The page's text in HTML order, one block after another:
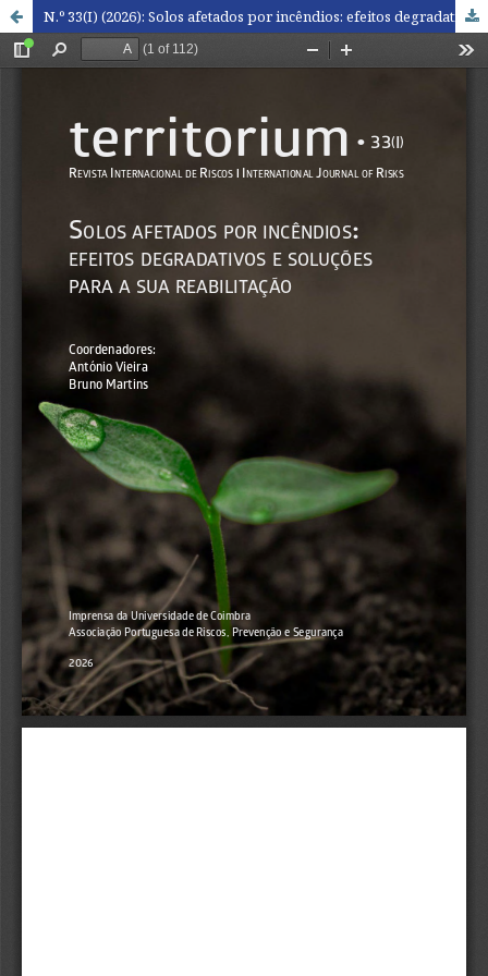
N.º 33(I) (2026): Solos afetados por incêndios: efeitos degradativos e soluções para a sua reabilitação